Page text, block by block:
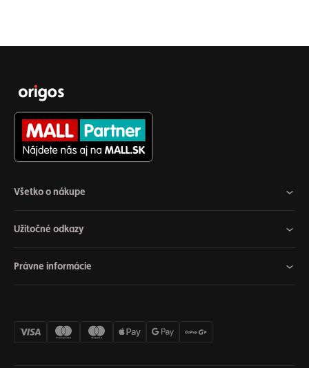
Všetko o nákupe
Užitočné odkazy
Právne informácie